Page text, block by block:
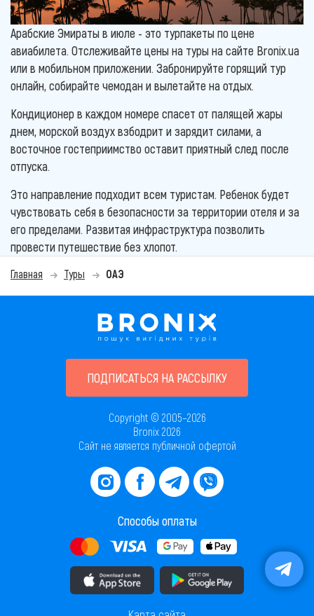
Арабские Эмираты в июле - это турпакеты по цене
авиабилета. Отслеживайте цены на туры на сайте Bronix.ua
или в мобильном приложении. Забронируйте горящий тур
онлайн, собирайте чемодан и вылетайте на отдых.
Кондиционер в каждом номере спасет от палящей жары
днем, морской воздух взбодрит и зарядит силами, а
восточное гостеприимство оставит приятный след после
отпуска.
Это направление подходит всем туристам. Ребенок будет
чувствовать себя в безопасности за территории отеля и за
его пределами. Развитая инфраструктура позволить
провести путешествие без хлопот.
Главная Туры ОАЭ
ПОДПИСАТЬСЯ НА РАССЫЛКУ
Copyright © 2005–2026
Bronix 2026
Сайт не является публичной офертой
Способы оплаты
Скачать приложение в AppStore Скачать приложение в PlayMarket